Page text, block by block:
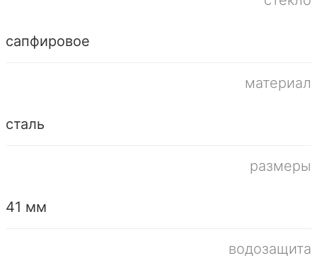
сапфировое
материал
сталь
размеры
41 мм
водозащита